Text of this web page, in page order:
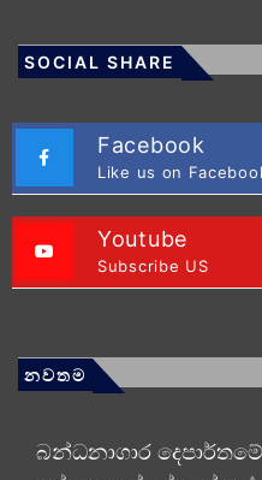
SOCIAL SHARE
Facebook
Like us on
Youtube
Subscribe US
නවතම
බන්ධනාගාර